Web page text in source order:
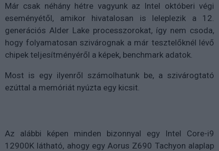
Már csak néhány hétre vagyunk az Intel októberi végi
eseményétől, amikor hivatalosan is leleplezik a 12.
generációs Alder Lake processzorokat, így nem csoda,
hogy folyamatosan szivárognak a már tesztelőknél lévő
chipek teljesítményéről a képek, benchmark adatok.
Most is egy ilyenről számolhatunk be, a szivárogtató
ezúttal a memóriát nyúzta egy kicsit.
Az alábbi képen minden bizonnyal egy Intel Core-i9
12900K látható, ahogy egy Aorus Z690 Tachyon alaplap